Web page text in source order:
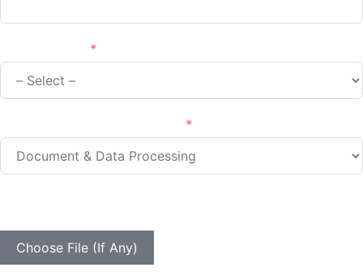
Choose File (If Any)